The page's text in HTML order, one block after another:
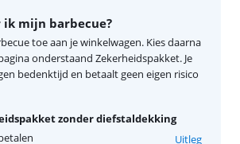
ik mijn barbecue?
toe aan je winkelwagen. Kies daarna
onderstaand Zekerheidspakket. Je
bedenktijd en betaalt geen eigen risico
zonder diefstaldekking
Uitleg